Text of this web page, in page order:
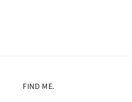
FIND ME.